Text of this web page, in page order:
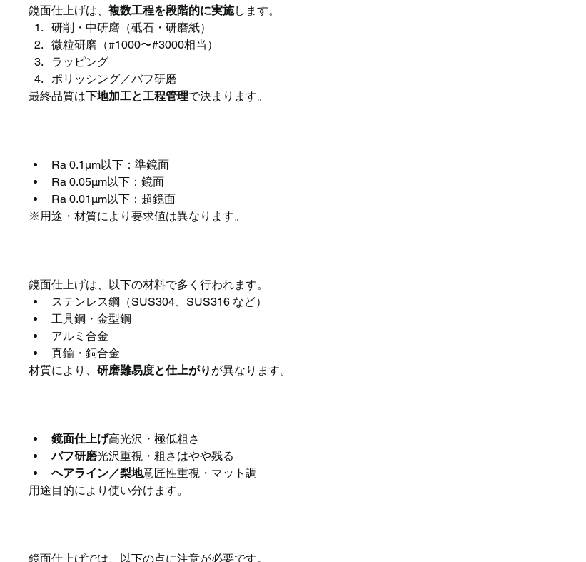
鏡面仕上げは、複数工程を段階的に実施します。
研削・中研磨（砥石・研磨紙）
微粒研磨（#1000〜#3000相当）
ラッピング
ポリッシング／バフ研磨
最終品質は下地加工と工程管理で決まります。
Ra 0.1μm以下：準鏡面
Ra 0.05μm以下：鏡面
Ra 0.01μm以下：超鏡面
※用途・材質により要求値は異なります。
鏡面仕上げは、以下の材料で多く行われます。
ステンレス鋼（SUS304、SUS316 など）
工具鋼・金型鋼
アルミ合金
真鍮・銅合金
材質により、研磨難易度と仕上がり が異なります。
鏡面仕上げ高光沢・極低粗さ
バフ研磨光沢重視・粗さはやや残る
ヘアライン／梨地意匠性重視・マット調
用途目的により使い分けます。
鏡面仕上げでは、以下の点に注意が必要です。